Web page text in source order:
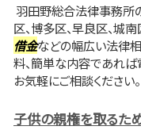
羽田野総合法律事務所
区、博多区、早良区、城
借金などの幅広い法律
料、簡単な内容であれ
お気軽にご相談ください。
子供の親権を取るた